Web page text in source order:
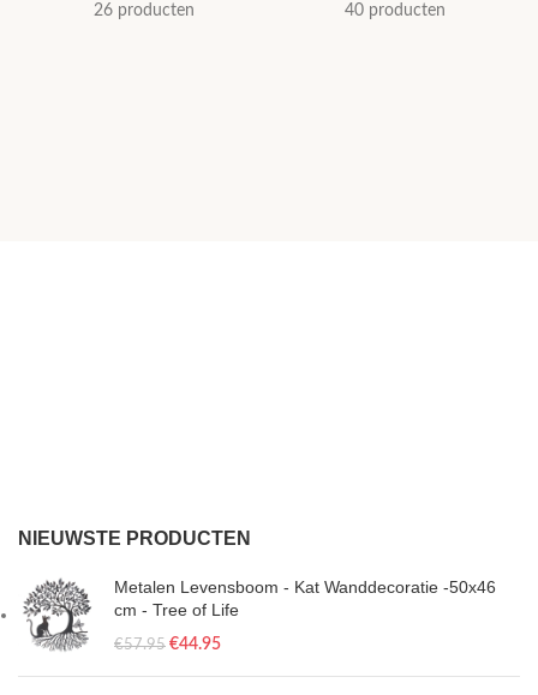
26 producten 40 producten
NIEUWSTE PRODUCTEN
Metalen Levensboom - Kat Wanddecoratie -50x46
cm - Tree of Life
€57.95 €44.95